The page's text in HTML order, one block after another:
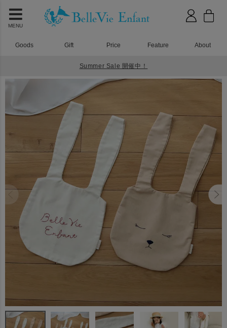
MENU
Goods Gift Price Feature About
Summer Sale 開催中！
ラパン マルシェバッグ